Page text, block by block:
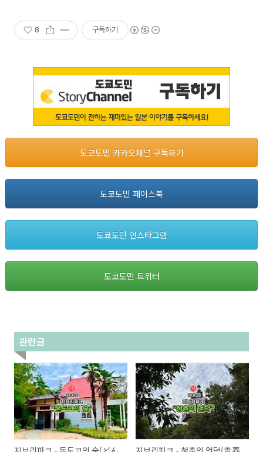
8 구독하기
도쿄도민 카카오채널 구독하기
도쿄도민 페이스북
도쿄도민 인스타그램
도쿄도민 트위터
관련글